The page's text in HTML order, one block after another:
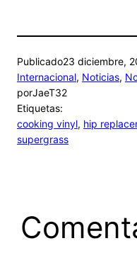
Publicado23 diciembre,
Internacional, Noticias,
porJaeT32
Etiquetas:
cooking vinyl, hip
supergrass